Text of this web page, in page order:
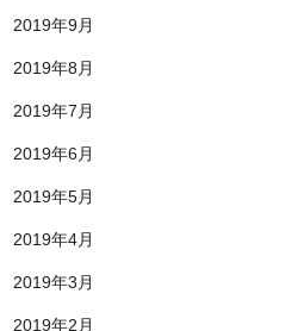
2019年9月
2019年8月
2019年7月
2019年6月
2019年5月
2019年4月
2019年3月
2019年2月